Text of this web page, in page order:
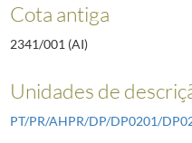
Cota antiga
2341/001 (AI)
Unidades de
PT/PR/AHPR/DP/DP0201/